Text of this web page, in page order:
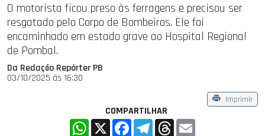
O motorista ficou preso às ferragens e precisou ser
resgatado pelo Corpo de Bombeiros. Ele foi
encaminhado em estado grave ao Hospital Regional
de Pombal.
Da Redação Repórter PB
03/10/2025 às 16:30
Imprimir
COMPARTILHAR
WhatsApp
X FacebookTelegramThreads